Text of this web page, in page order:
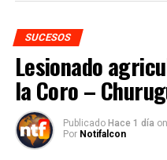
SUCESOS
Lesionado
la Coro –
Publicado Hace 1 día on
Por Notifalcon